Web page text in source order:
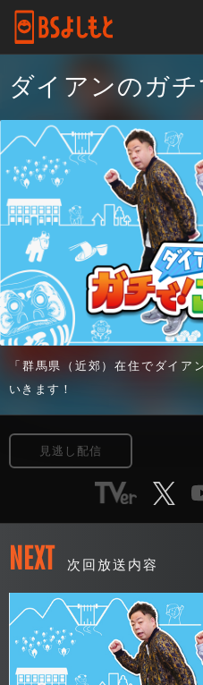
ダイアンのガ
「群馬県（近郊）在住でダイア
いきます！
見逃し配信
NEXT 次回放送内容